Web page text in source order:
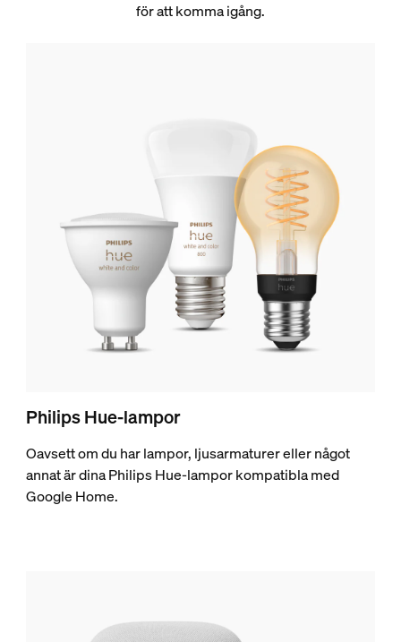
för att komma igång.
Philips Hue-lampor
Oavsett om du har lampor, ljusarmaturer eller något
annat är dina Philips Hue-lampor kompatibla med
Google Home.